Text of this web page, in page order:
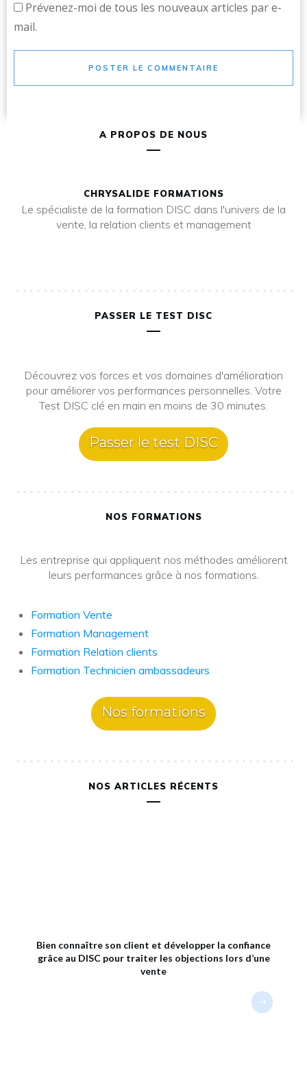
Prévenez-moi de tous les nouveaux articles par e-
mail.
POSTER LE COMMENTAIRE
A PROPOS DE NOUS
CHRYSALIDE FORMATIONS
Le spécialiste de la formation DISC dans l'univers de la
vente, la relation clients et management
PASSER LE TEST DISC
Découvrez vos forces et vos domaines d'amélioration
pour améliorer vos performances personnelles. Votre
Test DISC clé en main en moins de 30 minutes.
Passer le test DISC
NOS FORMATIONS
Les entreprise qui appliquent nos méthodes améliorent
leurs performances grâce à nos formations.
Formation Vente
Formation Management
Formation Relation clients
Formation Technicien ambassadeurs
Nos formations
NOS ARTICLES RÉCENTS
Bien connaître son client et développer la confiance
grâce au DISC pour traiter les objections lors d’une
vente